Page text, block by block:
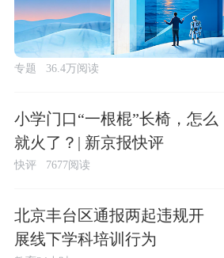
专题 36.4万阅读
小学门口“一根棍”长椅，怎么
就火了？| 新京报快评
快评 7677阅读
北京丰台区通报两起违规开
展线下学科培训行为